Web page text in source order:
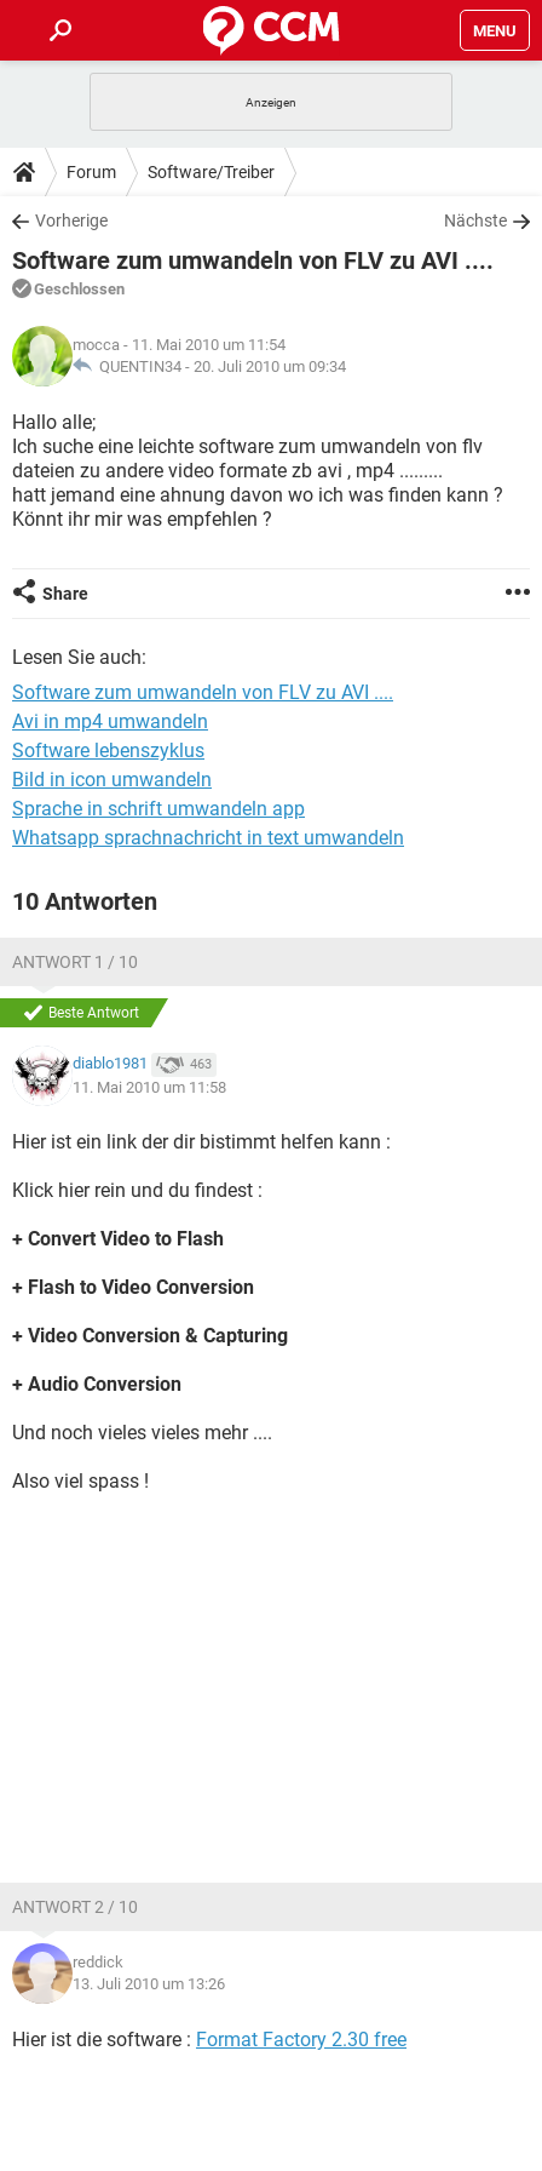
MENU
ANDROID IOS
WINDOWS 10
WHATSAPP TIKTOK
FACEBOOK
TIPPS & TRICKS
SPIELE
WINDOWS 10
WHATSAPP
FACEBOOK HARDWARE
DOWNLOADS
SPIELE STREAMING
ANDROID
WINDOWS 10
WHATSAPP
FACEBOOK
FORUM
SPIELE
ANDROID IOS
WHATSAPP TIKTOK
FACEBOOK HARDWARE
LEXIKON
SPIELE
ANDROID
WINDOWS 10 INSTAGRAM
WHATSAPP
Forum Software/Treiber
Vorherige Nächste
Software zum umwandeln von FLV zu AVI ....
Geschlossen
mocca - 11. Mai 2010 um 11:54
QUENTIN34 - 20. Juli 2010 um 09:34
Hallo alle;
Ich suche eine leichte software zum umwandeln von flv
dateien zu andere video formate zb avi , mp4 .........
hatt jemand eine ahnung davon wo ich was finden kann ?
Könnt ihr mir was empfehlen ?
Share
Lesen Sie auch:
Software zum umwandeln von FLV zu AVI ....
Avi in mp4 umwandeln
Software lebenszyklus
Bild in icon umwandeln
Sprache in schrift umwandeln app
Whatsapp sprachnachricht in text umwandeln
10 Antworten
ANTWORT 1 / 10
Beste Antwort
diablo1981 463
11. Mai 2010 um 11:58
Hier ist ein link der dir bistimmt helfen kann :
Klick hier rein und du findest :
+ Convert Video to Flash
+ Flash to Video Conversion
+ Video Conversion & Capturing
+ Audio Conversion
Und noch vieles vieles mehr ....
Also viel spass !
ANTWORT 2 / 10
reddick
13. Juli 2010 um 13:26
Hier ist die software : Format Factory 2.30 free